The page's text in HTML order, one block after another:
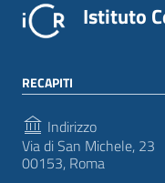
Istituto
RECAPITI
Indirizzo
Via di San Michele, 23
00153, Roma